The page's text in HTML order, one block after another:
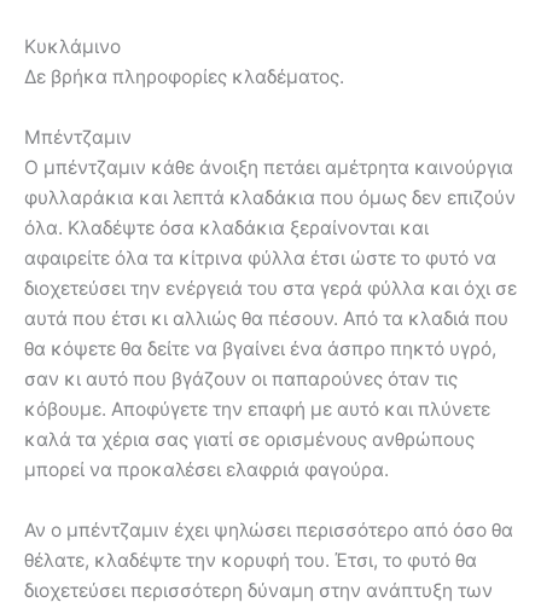
Κυκλάμινο
Δε βρήκα πληροφορίες κλαδέματος.
Μπέντζαμιν
Ο μπέντζαμιν κάθε άνοιξη πετάει αμέτρητα καινούργια
φυλλαράκια και λεπτά κλαδάκια που όμως δεν επιζούν
όλα. Κλαδέψτε όσα κλαδάκια ξεραίνονται και
αφαιρείτε όλα τα κίτρινα φύλλα έτσι ώστε το φυτό να
διοχετεύσει την ενέργειά του στα γερά φύλλα και όχι σε
αυτά που έτσι κι αλλιώς θα πέσουν. Από τα κλαδιά που
θα κόψετε θα δείτε να βγαίνει ένα άσπρο πηκτό υγρό,
σαν κι αυτό που βγάζουν οι παπαρούνες όταν τις
κόβουμε. Αποφύγετε την επαφή με αυτό και πλύνετε
καλά τα χέρια σας γιατί σε ορισμένους ανθρώπους
μπορεί να προκαλέσει ελαφριά φαγούρα.
Αν ο μπέντζαμιν έχει ψηλώσει περισσότερο από όσο θα
θέλατε, κλαδέψτε την κορυφή του. Έτσι, το φυτό θα
διοχετεύσει περισσότερη δύναμη στην ανάπτυξη των